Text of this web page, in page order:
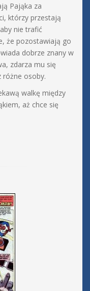
Pająka za
którzy przestają
nie trafić
że pozostawiają go
dobrze znany w
zdarza mu się
różne osoby.
walkę między
aż chce się